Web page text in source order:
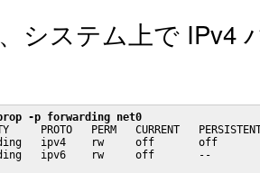
システム上で IPv4
-p forwarding net0
PROTO   PERM   CURRENT
ipv4    rw     off       off
ipv6    rw     off       --